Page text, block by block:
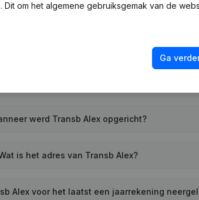
werd Transb Alex opgericht?
is het adres van Transb Alex?
Alex voor het laatst een jaarrekening
om het algemene gebruiksgemak van de
Ga